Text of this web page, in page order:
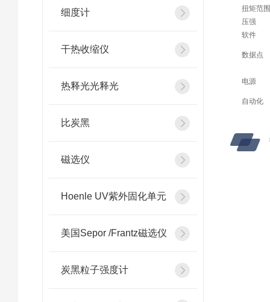
细度计
干热收缩仪
热释光光释光
比炭黑
磁选仪
Hoenle UV紫外固化单元
美国Sepor /Frantz磁选仪
炭黑粒子强度计
扭矩范
压强
软件
数据点
电源
自动化